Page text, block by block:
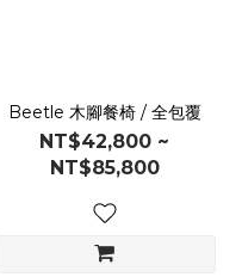
Beetle 木腳餐椅 / 全包覆
NT$42,800 ~
NT$85,800